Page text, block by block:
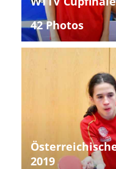
42 Photos
2019